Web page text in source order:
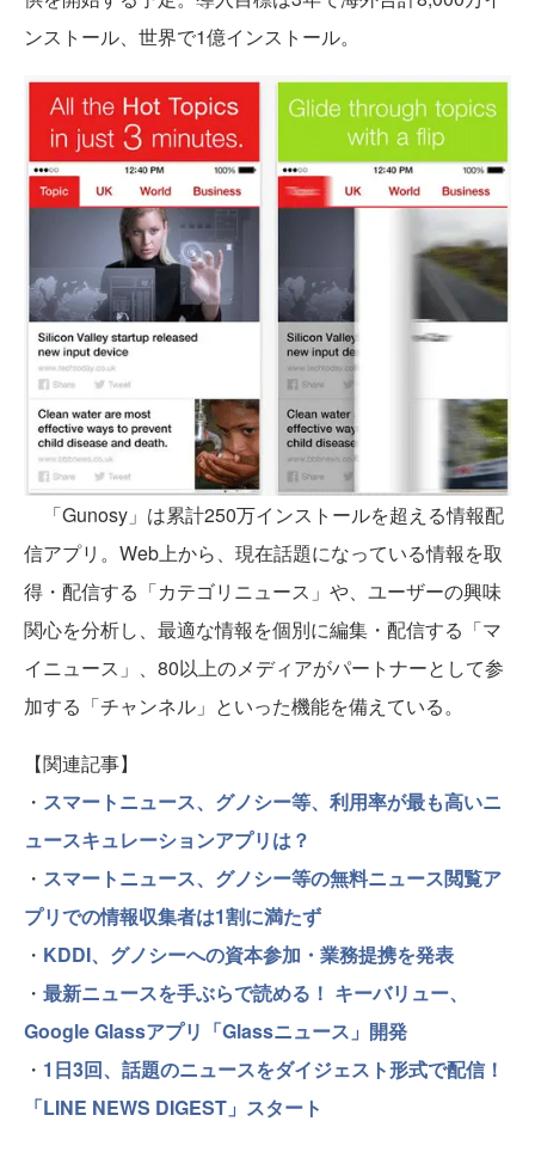
ンストール、世界で1億インストール。
「Gunosy」は累計250万インストールを超える情報配
信アプリ。Web上から、現在話題になっている情報を取
得・配信する「カテゴリニュース」や、ユーザーの興味
関心を分析し、最適な情報を個別に編集・配信する「マ
イニュース」、80以上のメディアがパートナーとして参
加する「チャンネル」といった機能を備えている。
【関連記事】
・ スマートニュース、グノシー等、利用率が最も高いニ
ュースキュレーションアプリは？
・ スマートニュース、グノシー等の無料ニュース閲覧ア
プリでの情報収集者は1割に満たず
・ KDDI、グノシーへの資本参加・業務提携を発表
・ 最新ニュースを手ぶらで読める！ キーバリュー、
Google Glassアプリ「Glassニュース」開発
・ 1日3回、話題のニュースをダイジェスト形式で配信！
「LINE NEWS DIGEST」スタート